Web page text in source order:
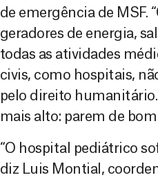
de emergência de MSF.
geradores de energia,
todas as atividades
civis, como hospitais,
pelo direito
mais alto: parem de
“O hospital pediátrico
diz Luis Montial,